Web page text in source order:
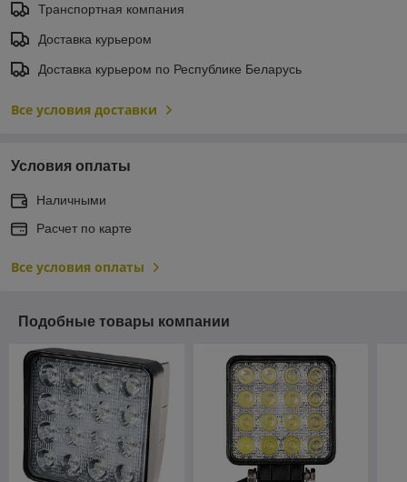
Транспортная компания
Доставка курьером
Доставка курьером по Республике Беларусь
Все условия доставки
Условия оплаты
Наличными
Расчет по карте
Все условия оплаты
Подобные товары компании